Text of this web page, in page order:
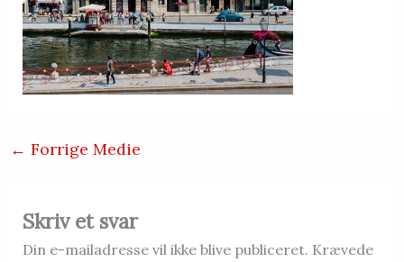
← Forrige Medie
Skriv et svar
Din e-mailadresse vil ikke blive publiceret. Krævede